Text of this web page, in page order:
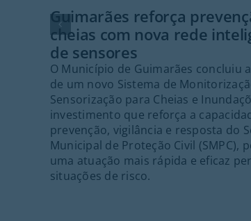
Guimarães reforça
cheias com nova rede
de sensores
O Município de Guimarães concluiu
de um novo Sistema de
Sensorização para Cheias e
investimento que reforça a
prevenção, vigilância e resposta do
Municipal de Proteção Civil (SMPC),
uma atuação mais rápida e eficaz
situações de risco.